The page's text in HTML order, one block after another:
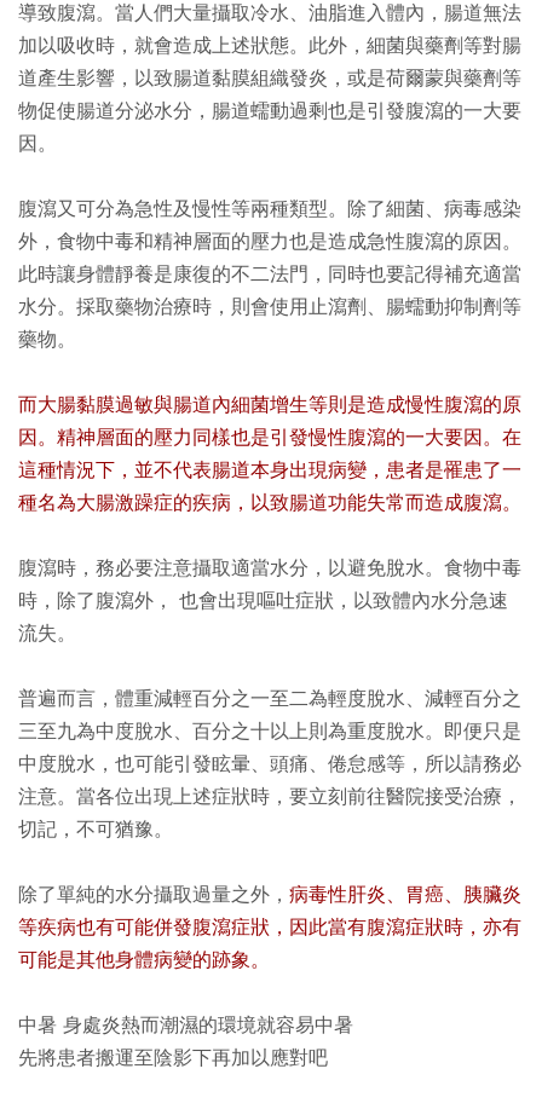
導致腹瀉。當人們大量攝取冷水、油脂進入體內，腸道無法
加以吸收時，就會造成上述狀態。此外，細菌與藥劑等對腸
道產生影響，以致腸道黏膜組織發炎，或是荷爾蒙與藥劑等
物促使腸道分泌水分，腸道蠕動過剩也是引發腹瀉的一大要
因。
腹瀉又可分為急性及慢性等兩種類型。除了細菌、病毒感染
外，食物中毒和精神層面的壓力也是造成急性腹瀉的原因。
此時讓身體靜養是康復的不二法門，同時也要記得補充適當
水分。採取藥物治療時，則會使用止瀉劑、腸蠕動抑制劑等
藥物。
而大腸黏膜過敏與腸道內細菌增生等則是造成慢性腹瀉的原
因。精神層面的壓力同樣也是引發慢性腹瀉的一大要因。在
這種情況下，並不代表腸道本身出現病變，患者是罹患了一
種名為大腸激躁症的疾病，以致腸道功能失常而造成腹瀉。
腹瀉時，務必要注意攝取適當水分，以避免脫水。食物中毒
時，除了腹瀉外， 也會出現嘔吐症狀，以致體內水分急速
流失。
普遍而言，體重減輕百分之一至二為輕度脫水、減輕百分之
三至九為中度脫水、百分之十以上則為重度脫水。即便只是
中度脫水，也可能引發眩暈、頭痛、倦怠感等，所以請務必
注意。當各位出現上述症狀時，要立刻前往醫院接受治療，
切記，不可猶豫。
除了單純的水分攝取過量之外， 病毒性肝炎、胃癌、胰臟炎
等疾病也有可能併發腹瀉症狀，因此當有腹瀉症狀時，亦有
可能是其他身體病變的跡象。
中暑 身處炎熱而潮濕的環境就容易中暑
先將患者搬運至陰影下再加以應對吧